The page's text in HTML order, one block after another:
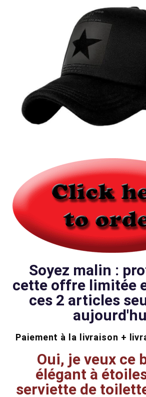
Soyez malin :
cette offre limitée
ces 2 articles
Paiement à la livraison +
Oui, je veux ce
élégant à
serviette de